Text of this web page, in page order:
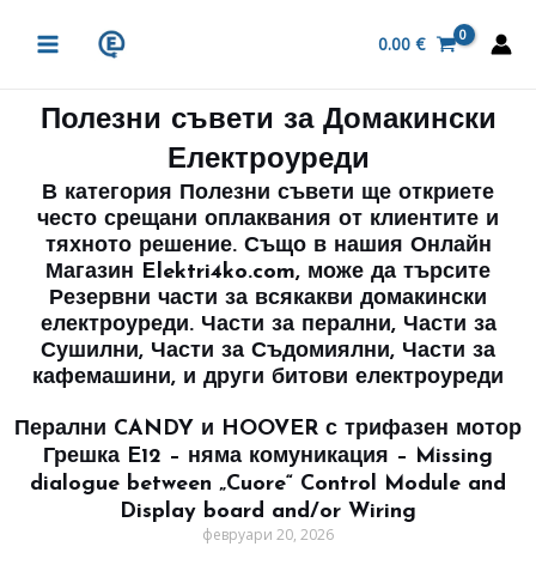
MENU
0.00 €
Полезни съвети за Домакински
Електроуреди
В категория Полезни съвети ще откриете
често срещани оплаквания от клиентите и
тяхното решение. Също в нашия Онлайн
Магазин Elektri4ko.com, може да търсите
Резервни части за всякакви домакински
електроуреди. Части за перални, Части за
Сушилни, Части за Съдомиялни, Части за
кафемашини, и други битови електроуреди
Перални CANDY и HOOVER с трифазен мотор
Грешка E12 – няма комуникация – Missing
dialogue between „Cuore“ Control Module and
Display board and/or Wiring
февруари 20, 2026
P
a
g
e
P
a
g
e
P
a
g
e
P
a
g
e
P
a
g
e
P
a
g
P
a
g
P
a
g
P
a
g
P
a
g
e
P
a
g
e
P
a
g
e
P
a
g
e
P
a
g
e
P
a
g
e
P
a
g
P
g
P
a
g
e